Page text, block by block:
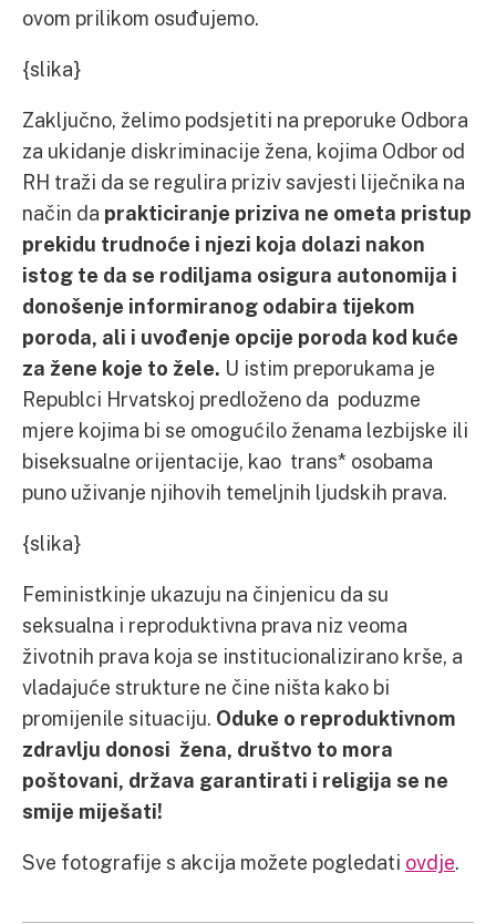
ovom prilikom osuđujemo.
{slika}
Zaključno, želimo podsjetiti na preporuke Odbora
za ukidanje diskriminacije žena, kojima Odbor od
RH traži da se regulira priziv savjesti liječnika na
način da prakticiranje priziva ne ometa pristup
prekidu trudnoće i njezi koja dolazi nakon
istog te da se rodiljama osigura autonomija i
donošenje informiranog odabira tijekom
poroda, ali i uvođenje opcije poroda kod kuće
za žene koje to žele. U istim preporukama je
Republci Hrvatskoj predloženo da poduzme
mjere kojima bi se omogućilo ženama lezbijske ili
biseksualne orijentacije, kao trans* osobama
puno uživanje njihovih temeljnih ljudskih prava.
{slika}
Feministkinje ukazuju na činjenicu da su
seksualna i reproduktivna prava niz veoma
životnih prava koja se institucionalizirano krše, a
vladajuće strukture ne čine ništa kako bi
promijenile situaciju. Oduke o reproduktivnom
zdravlju donosi žena, društvo to mora
poštovani, država garantirati i religija se ne
smije miješati!
Sve fotografije s akcija možete pogledati ovdje.